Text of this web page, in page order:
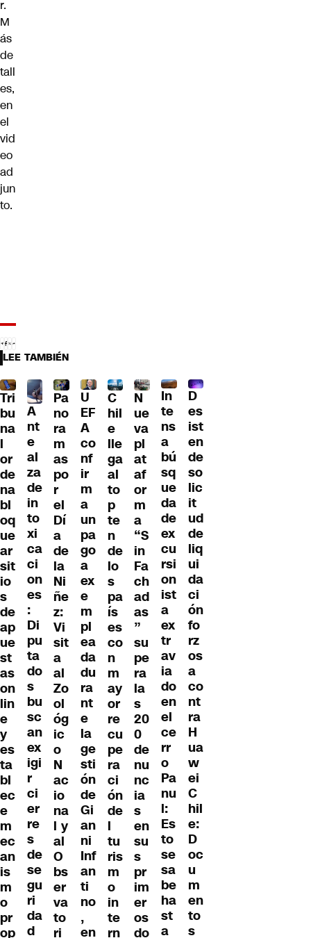
r.
M
ás
de
tall
es,
en
el
vid
eo
ad
jun
to.
LEE TAMBIÉN
Tri
bu
na
l
or
de
na
bl
oq
ue
ar
sit
io
s
de
ap
ue
st
as
on
lin
e
y
es
ta
bl
ec
e
m
ec
an
is
m
o
pr
op
A
nt
e
al
za
de
in
to
xi
ca
ci
on
es
:
Di
pu
ta
do
s
bu
sc
an
ex
igi
r
ci
er
re
s
de
se
gu
ri
da
d
Pa
no
ra
m
as
po
r
el
Dí
a
de
la
Ni
ñe
z:
Vi
sit
a
al
Zo
ol
óg
ic
o
N
ac
io
na
l y
al
O
bs
er
va
to
ri
U
EF
A
co
nf
ir
m
a
un
pa
go
a
ex
e
m
pl
ea
da
du
ra
nt
e
la
ge
sti
ón
de
Gi
an
ni
Inf
an
ti
no
,
en
C
hil
e
lle
ga
al
to
p
te
n
de
lo
s
pa
ís
es
co
n
m
ay
or
re
cu
pe
ra
ci
ón
de
l
tu
ris
m
o
in
te
rn
N
ue
va
pl
at
af
or
m
a
“S
in
Fa
ch
ad
as
”
su
pe
ra
la
s
20
0
de
nu
nc
ia
s
en
su
s
pr
im
er
os
do
In
te
ns
a
bú
sq
ue
da
de
ex
cu
rsi
on
ist
a
ex
tr
av
ia
do
en
el
ce
rr
o
Pa
nu
l:
Es
to
se
sa
be
ha
st
a
D
es
ist
en
de
so
lic
it
ud
de
liq
ui
da
ci
ón
fo
rz
os
a
co
nt
ra
H
ua
w
ei
C
hil
e:
D
oc
u
m
en
to
s